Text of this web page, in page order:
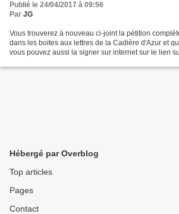
Publié le 24/04/2017 à 09:56
Par JG
Vous trouverez à nouveau ci-joint la pétition
dans les boites aux lettres de la Cadière d'Azur et
vous pouvez aussi la signer sur internet sur le lien
Hébergé par Overblog
Top articles
Pages
Contact